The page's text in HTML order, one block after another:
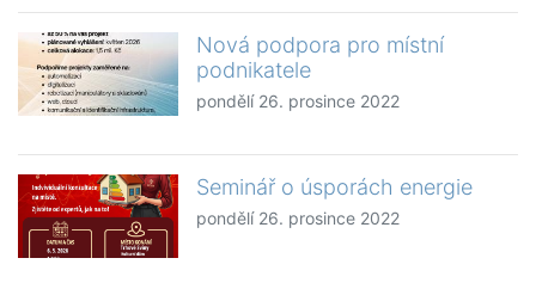
Nová podpora pro místní
podnikatele
pondělí 26. prosince 2022
Seminář o úsporách energie
pondělí 26. prosince 2022